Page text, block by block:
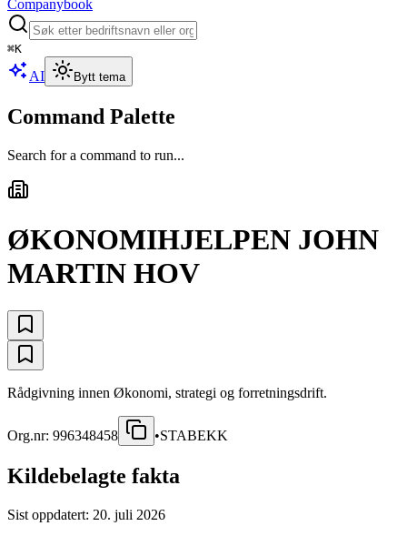
Companybook
⌘K
AI Bytt tema
Command Palette
Search for a command to run...
ØKONOMIHJELPEN JOHN
MARTIN HOV
Rådgivning innen Økonomi, strategi og forretningsdrift.
Org.nr: 996348458 •STABEKK
Kildebelagte fakta
Sist oppdatert: 20. juli 2026